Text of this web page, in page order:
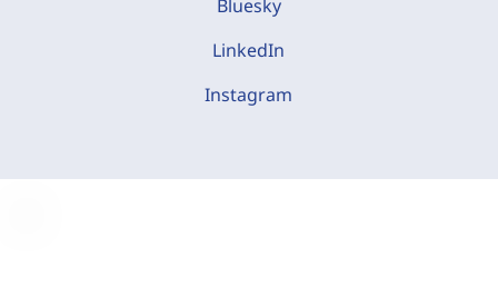
Bluesky
LinkedIn
Instagram